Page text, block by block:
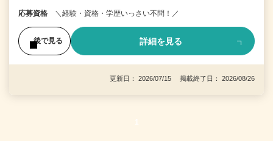
応募資格 ＼経験・資格・学歴いっさい不問！／
後で見る 詳細を見る
更新日： 2026/07/15 掲載終了日： 2026/08/26
1